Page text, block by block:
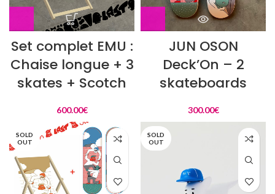
Set complet EMU :
Chaise longue + 3
skates + Scotch
600.00€
JUN OSON
Deck’On – 2
skateboards
300.00€
SOLD
OUT
SOLD
OUT